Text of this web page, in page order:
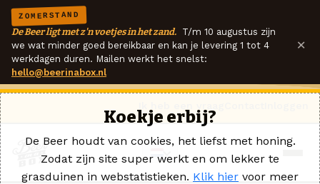
ZOMERSTAND
De Beer ligt met z'n voetjes in het zand. T/m 10 augustus zijn
we wat minder goed bereikbaar en kan je levering 1 tot 4
werkdagen duren. Mailen werkt het snelst:
hello@beerinabox.nl
×
Koekje erbij?
De Beer houdt van cookies, het liefst met honing.
Zodat zijn site super werkt en om lekker te
grasduinen in webstatistieken. Klik hier voor meer